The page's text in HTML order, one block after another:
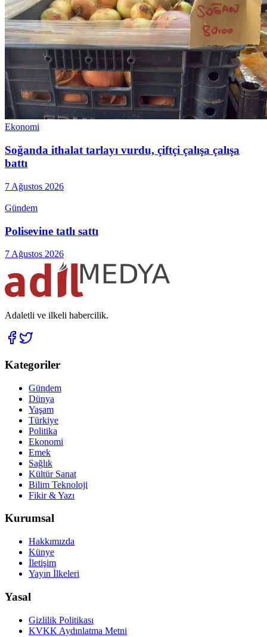
Ekonomi
Soğanda ithalat tarlayı vurdu, çiftçi çalışa çalışa
battı
7 Ağustos 2026
Gündem
Polisevine tatlı sattı
7 Ağustos 2026
Adaletli ve ilkeli habercilik.
Kategoriler
Gündem
Dünya
Yaşam
Türkiye
Politika
Ekonomi
Emek
Sağlık
Kültür Sanat
Bilim Teknoloji
Fikir & Yazı
Kurumsal
Hakkımızda
Künye
İletişim
Yayın İlkeleri
Yasal
Gizlilik Politikası
KVKK Aydınlatma Metni